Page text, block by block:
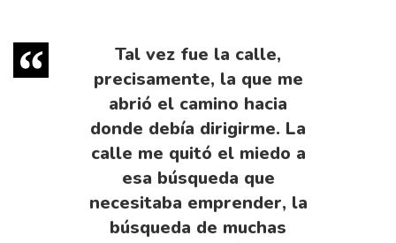
Tal vez fue la calle,
precisamente, la que me
abrió el camino hacia
donde debía dirigirme. La
calle me quitó el miedo a
esa búsqueda que
necesitaba emprender, la
búsqueda de muchas